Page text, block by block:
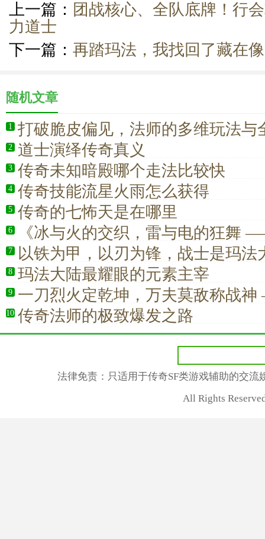
上一篇： 团战核心、全队底牌！行
力道士
下一篇： 再踏玛法，我找回了藏在
随机文章
1 打破脆皮偏见，法师的多维玩法与
2 道士演绎传奇真义
3 传奇未知暗殿哪个走法比较快
4 传奇技能流星火雨怎么获得
5 传奇的七怖天是在哪里
6
《冰与火的交织，雷与电的狂舞
全解析》
7
以铁为甲，以刃为锋，战士是玛法
灭的战魂
8 玛法大陆最耀眼的元素主宰
9
一刀烈火定乾坤，万夫莫敌称战
析传奇战士
10 传奇法师的极致爆发之路
法律免责：只适用于传奇SF类游戏辅助的交
All Rights